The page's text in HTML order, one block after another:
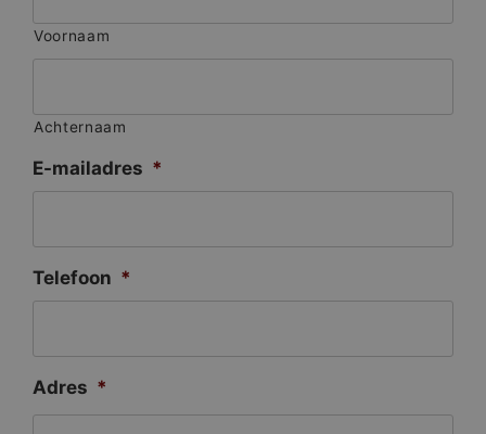
Voornaam
Achternaam
E-mailadres *
Telefoon *
Adres *